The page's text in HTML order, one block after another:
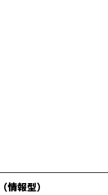
報型）